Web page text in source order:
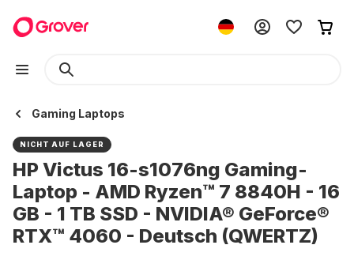
Gaming Laptops
NICHT AUF LAGER
HP Victus 16-s1076ng Gaming-
Laptop - AMD Ryzen™ 7 8840H - 16
GB - 1 TB SSD - NVIDIA® GeForce®
RTX™ 4060 - Deutsch (QWERTZ)